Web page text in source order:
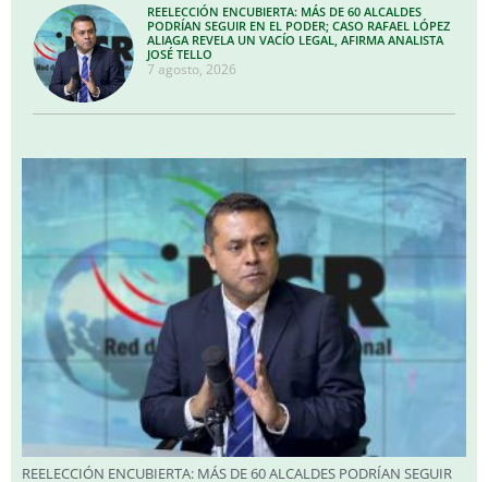
REELECCIÓN ENCUBIERTA: MÁS DE 60 ALCALDES
PODRÍAN SEGUIR EN EL PODER; CASO RAFAEL LÓPEZ
ALIAGA REVELA UN VACÍO LEGAL, AFIRMA ANALISTA
JOSÉ TELLO
7 agosto, 2026
REELECCIÓN ENCUBIERTA: MÁS DE 60 ALCALDES PODRÍAN SEGUIR